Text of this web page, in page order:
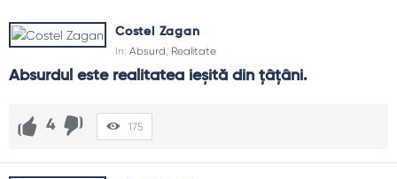
Costel Zagan
In: Absurd, Realitate
Absurdul este realitatea ieșită din țâțâni.
4 175